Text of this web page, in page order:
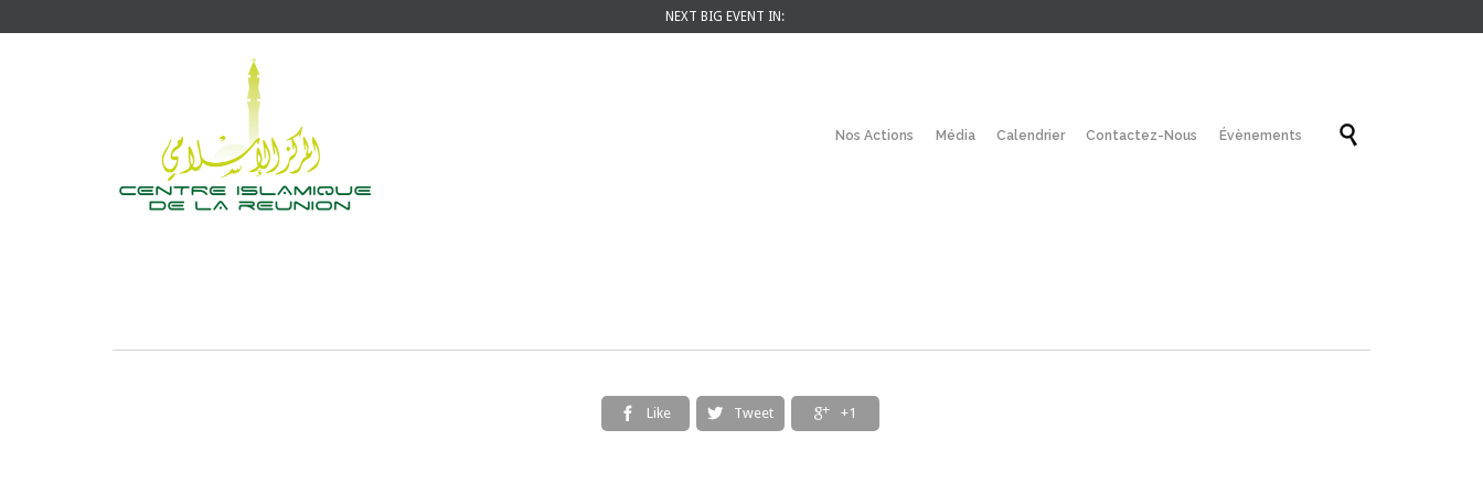
NEXT BIG EVENT IN:
Nos Actions Média Calendrier Contactez-Nous Évènements 
 Like  Tweet  +1